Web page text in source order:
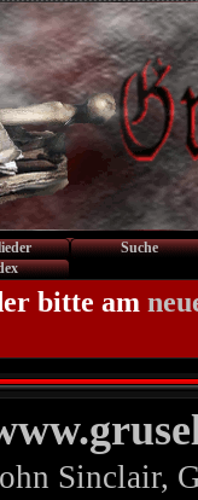
Suche
bitte am
Sinclair,